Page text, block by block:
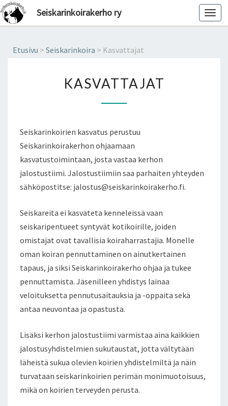
Seiskarinkoirakerho ry
Etusivu > Seiskarinkoira > Kasvattajat
KASVATTAJAT
Seiskarinkoirien kasvatus perustuu
Seiskarinkoirakerhon ohjaamaan
kasvatustoimintaan, josta vastaa kerhon
jalostustiimi. Jalostustiimiin saa parhaiten yhteyden
sähköpostitse: jalostus@seiskarinkoirakerho.fi.
Seiskareita ei kasvateta kenneleissä vaan
seiskaripentueet syntyvät kotikoirille, joiden
omistajat ovat tavallisia koiraharrastajia. Monelle
oman koiran pennuttaminen on ainutkertainen
tapaus, ja siksi Seiskarinkoirakerho ohjaa ja tukee
pennuttamista. Jäsenilleen yhdistys lainaa
veloituksetta pennutusaitauksia ja -oppaita sekä
antaa neuvontaa ja opastusta.
Lisäksi kerhon jalostustiimi varmistaa aina kaikkien
jalostusyhdistelmien sukutaustat, jotta vältytään
läheistä sukua olevien koirien yhdistelmiltä ja näin
turvataan seiskarinkoirien perimän monimuotoisuus,
mikä on koirien terveyden perusta.